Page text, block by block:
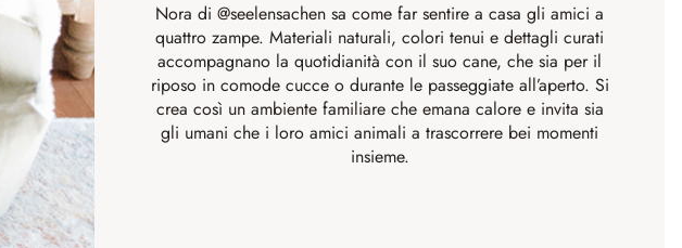
Nora di@seelensachensa come far sentire a casa gli amici a
quattro zampe. Materiali naturali, colori tenui e dettagli curati
accompagnano la quotidianità con il suo cane, che sia per il
riposo in comode cucce o durante le passeggiate all’aperto. Si
crea così un ambiente familiare che emana calore e invita sia
gli umani che i loro amici animali a trascorrere bei momenti
insieme.